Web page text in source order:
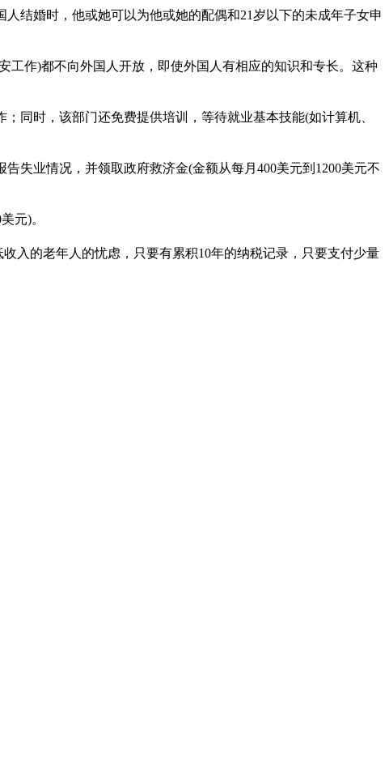
结婚时，他或她可以为他或她的配偶和21岁以下的未成年子女申
作)都不向外国人开放，即使外国人有相应的知识和专长。这种
同时，该部门还免费提供培训，等待就业基本技能(如计算机、
失业情况，并领取政府救济金(金额从每月400美元到1200美元不
元)。
入的老年人的忧虑，只要有累积10年的纳税记录，只要支付少量